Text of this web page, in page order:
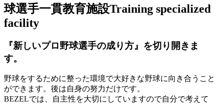
球選手一貫教育施設Training specialized
facility
『新しいプロ野球選手の成り方』を切り開きま
す。
野球をするために整った環境で大好きな野球に向き合うこと
ができます。後は自身の努力だけです。
BEZELでは、自主性を大切にしていますので自分で考えて